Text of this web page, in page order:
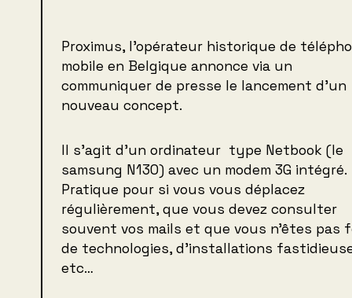
Proximus, l’opérateur historique de
mobile en Belgique annonce via un
communiquer de presse le lancement d’un
nouveau concept.
Il s’agit d’un ordinateur type Netbook (le
samsung N130) avec un modem 3G intégré.
Pratique pour si vous vous déplacez
régulièrement, que vous devez consulter
souvent vos mails et que vous n’êtes pas
de technologies, d’installations
etc…